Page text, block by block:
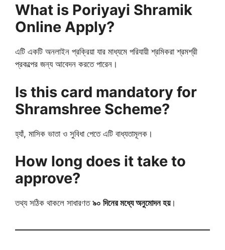
What is Poriyayi Shramik
Online Apply?
এটি একটি অনলাইন প্রক্রিয়া যার মাধ্যমে পরিযায়ী শ্রমিকরা শ্রমশ্রী
প্রকল্পের জন্য আবেদন করতে পারেন।
Is this card mandatory for
Shramshree Scheme?
হ্যাঁ, মাসিক ভাতা ও সুবিধা পেতে এটি বাধ্যতামূলক।
How long does it take to
approve?
তথ্য সঠিক থাকলে সাধারণত ৯০ দিনের মধ্যে অনুমোদন হয়।